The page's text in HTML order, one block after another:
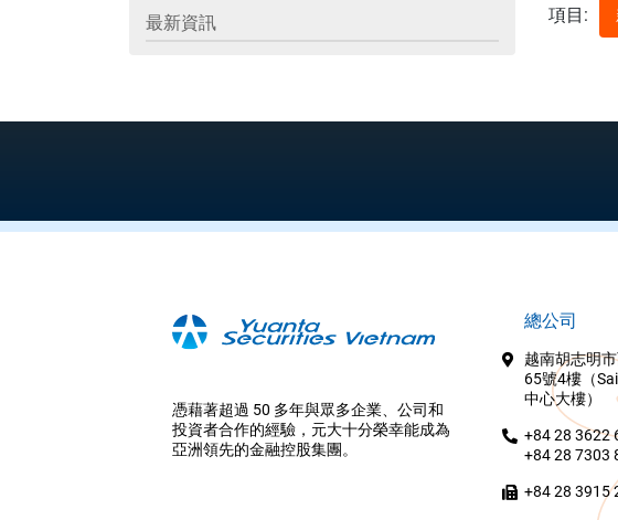
最新資訊 項目:
憑藉著超過 50 多年與眾多企業、公司和
投資者合作的經驗，元大十分榮幸能成為
亞洲領先的金融控股集團。
總公司
越南胡志明
65號4樓（
中心大樓）
+84 28 3622
+84 28 7303
+84 28 3915